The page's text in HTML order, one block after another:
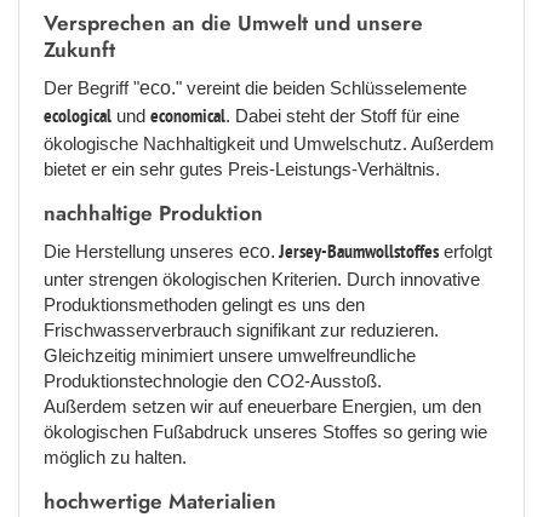
Versprechen an die Umwelt und unsere
Zukunft
Der Begriff "eco." vereint die beiden Schlüsselemente
ecological und economical. Dabei steht der Stoff für eine
ökologische Nachhaltigkeit und Umwelschutz. Außerdem
bietet er ein sehr gutes Preis-Leistungs-Verhältnis.
nachhaltige Produktion
Die Herstellung unseres eco.Jersey-Baumwollstoffes erfolgt
unter strengen ökologischen Kriterien. Durch innovative
Produktionsmethoden gelingt es uns den
Frischwasserverbrauch signifikant zur reduzieren.
Gleichzeitig minimiert unsere umwelfreundliche
Produktionstechnologie den CO2-Ausstoß.
Außerdem setzen wir auf eneuerbare Energien, um den
ökologischen Fußabdruck unseres Stoffes so gering wie
möglich zu halten.
hochwertige Materialien